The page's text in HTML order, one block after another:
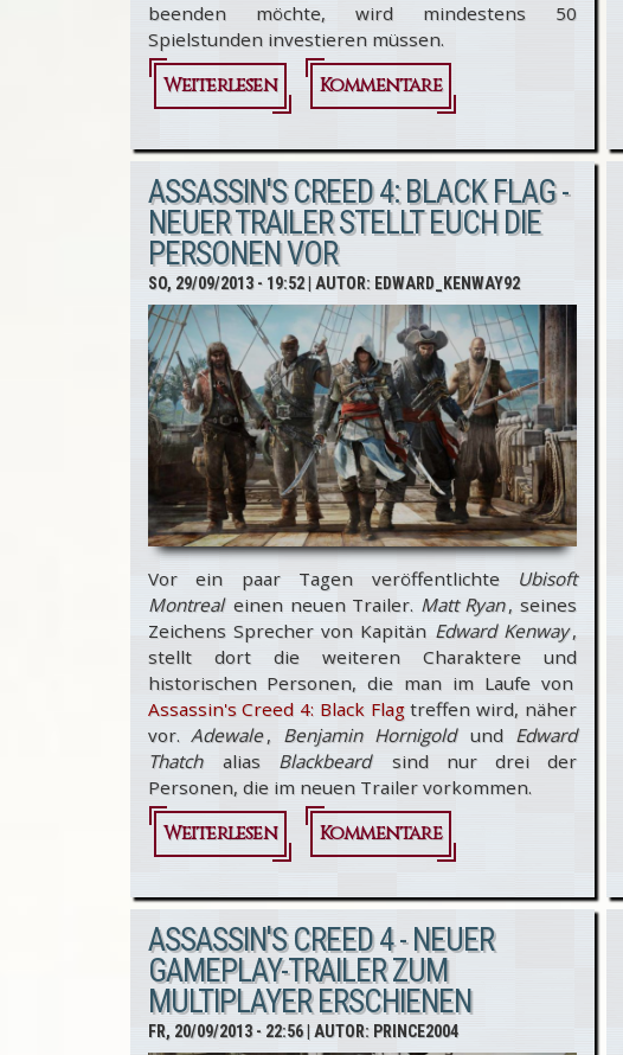
beenden möchte, wird mindestens 50
Spielstunden investieren müssen.
Weiterlesen
über
Black
Flag -
Spielzeit
und
Missionen
bewerten
Kommentare
ASSASSIN'S CREED 4: BLACK FLAG -
NEUER TRAILER STELLT EUCH DIE
PERSONEN VOR
SO, 29/09/2013 - 19:52| AUTOR: EDWARD_KENWAY92
Vor ein paar Tagen veröffentlichteUbisoft
Montreal einen neuen Trailer. Matt Ryan, seines
Zeichens Sprecher von Kapitän Edward Kenway,
stellt dort die weiteren Charaktere und
historischen Personen, die man im Laufe von
Assassin's Creed 4: Black Flagtreffen wird, näher
vor.Adewale, Benjamin Hornigoldund Edward
Thatch
alias Blackbeard
sind nur drei der
Personen, die im neuen Trailer vorkommen.
Weiterlesen
über
Creed 4:
Black
Flag -
Neuer
Kommentare
ASSASSIN'S CREED 4 - NEUER
GAMEPLAY-TRAILER ZUM
MULTIPLAYER ERSCHIENEN
FR, 20/09/2013 - 22:56| AUTOR: PRINCE2004